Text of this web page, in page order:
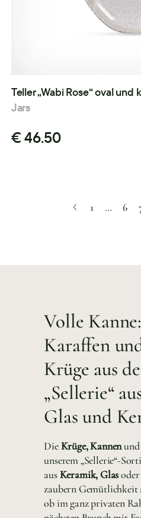
Teller „Wabi Rose“ oval und
Jars
€ 46.50
1 … 6
Volle
Karaffen
Krüge aus
„Sellerie“
Glas und
DieKrüge, Kannenund
unserem „Sellerie“-
ausKeramik, Glas
zaubern Gemütlichkeit
ob im ganz privaten